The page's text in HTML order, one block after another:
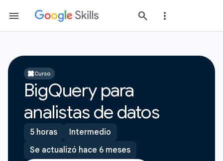
Curso
BigQuery para
analistas de datos
5 horas
Intermedio
Se actualizó hace 6 meses